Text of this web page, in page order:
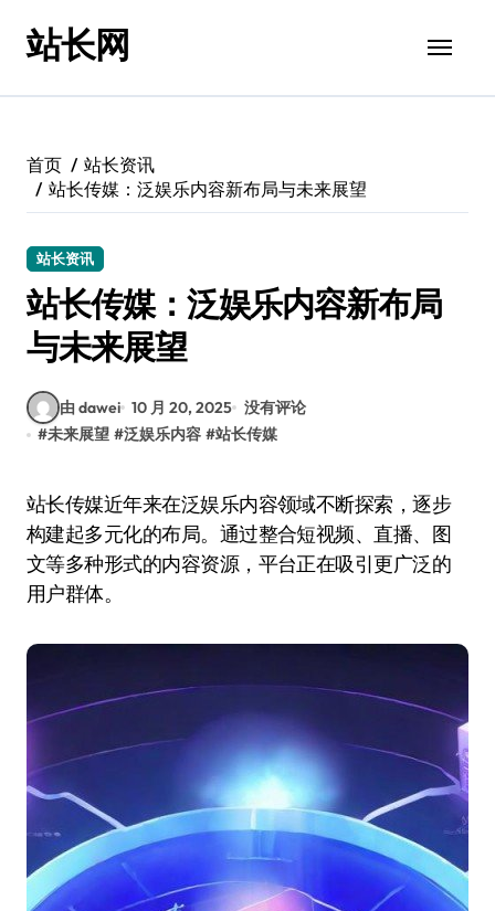
站长网
首页
站长资讯
站长传媒：泛娱乐内容新布局与未来展望
站长资讯
站长传媒：泛娱乐内容新布局
与未来展望
由 dawei 10 月 20, 2025 没有评论
#未来展望 #泛娱乐内容 #站长传媒
站长传媒近年来在泛娱乐内容领域不断探索，逐步
构建起多元化的布局。通过整合短视频、直播、图
文等多种形式的内容资源，平台正在吸引更广泛的
用户群体。